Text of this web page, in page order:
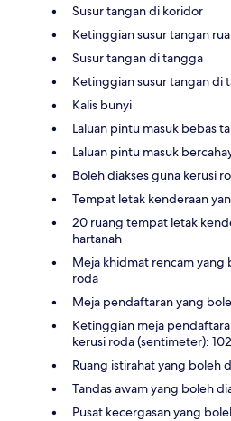
Susur tangan di koridor
Ketinggian susur tangan
Susur tangan di tangga
Ketinggian susur tangan di
Kalis bunyi
Laluan pintu masuk bebas
Laluan pintu masuk
Boleh diakses guna kerusi
Tempat letak kenderaan
20 ruang tempat letak
hartanah
Meja khidmat rencam yang
roda
Meja pendaftaran yang
Ketinggian meja
kerusi roda (sentimeter): 102
Ruang istirahat yang boleh
Tandas awam yang boleh
Pusat kecergasan yang